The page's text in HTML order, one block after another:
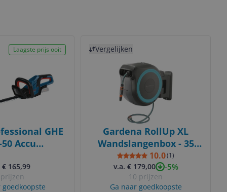
Laagste prijs ooit
GHE
50 Accu
Accu's en
€ 165,99
goedkoopste
Vergelijken
Gardena RollUp XL
Wandslangenbox - 35
Meter - Automatisch -
Zwart/Blauw
10.0(1)
v.a. € 179,00 -5%
10 prijzen
Ga naar goedkoopste